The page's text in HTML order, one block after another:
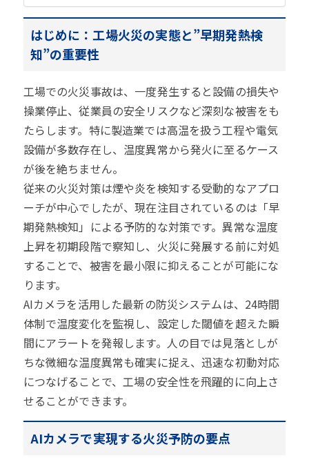
はじめに：工場火災の実態と”早期発熱検
知”の重要性
工場での火災事故は、一度発生すると設備の損失や
操業停止、従業員の安全リスクなど深刻な被害をも
たらします。特に製造業では高温を扱う工程や電気
設備が多数存在し、温度異常から発火に至るケース
が後を絶ちません。
従来の火災対策は煙や炎を検知する受動的なアプロ
ーチが中心でしたが、現在注目されているのは「早
期発熱検知」による予防的な対策です。異常な温度
上昇を初期段階で察知し、火災に発展する前に対処
することで、被害を最小限に抑えることが可能にな
ります。
AIカメラを活用した最新の防災システムは、24時間
体制で温度変化を監視し、設定した閾値を超えた瞬
間にアラートを発報します。人の目では見落としが
ちな微細な温度異常も確実に捉え、迅速な初動対応
につなげることで、工場の安全性を飛躍的に向上さ
せることができます。
AIカメラで実現する火災予防の要点